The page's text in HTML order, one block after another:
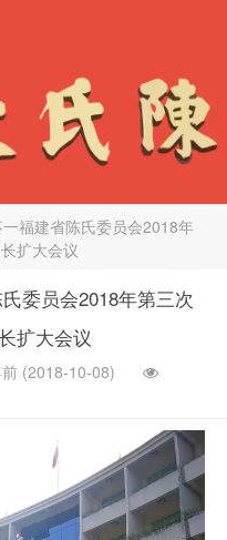
福建省陈氏委员会2018年
扩大会议
委员会2018年第三次
扩大会议
(2018-10-08)